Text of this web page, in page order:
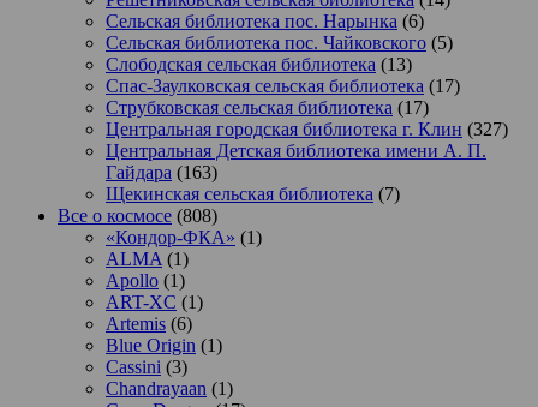
Сельская библиотека пос. Нарынка (6)
Сельская библиотека пос. Чайковского (5)
Слободская сельская библиотека (13)
Спас-Заулковская сельская библиотека (17)
Струбковская сельская библиотека (17)
Центральная городская библиотека г. Клин (327)
Центральная Детская библиотека имени А. П.
Гайдара (163)
Щекинская сельская библиотека (7)
Все о космосе (808)
«Кондор-ФКА» (1)
ALMA (1)
Apollo (1)
ART-XC (1)
Artemis (6)
Blue Origin (1)
Cassini (3)
Chandrayaan (1)